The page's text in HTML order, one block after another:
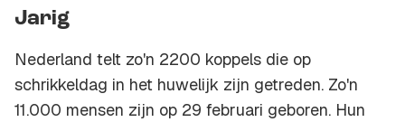
Jarig
Nederland telt zo'n 2200 koppels die op
schrikkeldag in het huwelijk zijn getreden. Zo'n
11.000 mensen zijn op 29 februari geboren. Hun